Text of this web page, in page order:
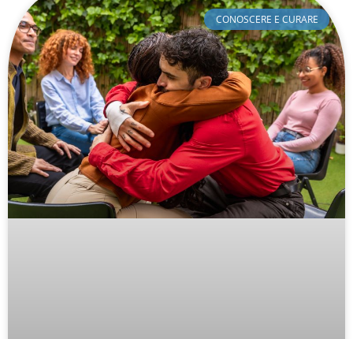
CONOSCERE E CURARE